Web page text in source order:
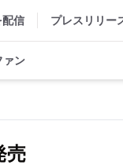
配信 プレスリリー
ァン
売